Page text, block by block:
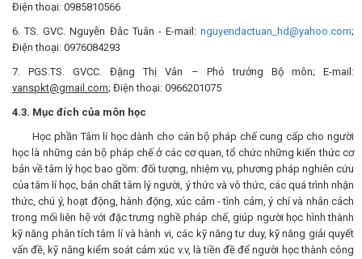
Điện thoại: 0985810566
6. TS. GVC. Nguyễn Đắc Tuân - E-mail: nguyendactuan_hd@yahoo.com;
Điện thoại: 0976084293
7. PGS.TS. GVCC. Đặng Thị Vân – Phó trưởng Bộ môn; E-mail:
vanspkt@gmail.com; Điện thoại: 0966201075
4.3. Mục đích của môn học
Học phần Tâm lí học dành cho cán bộ pháp chế cung cấp cho người
học là những cán bộ pháp chế ở các cơ quan, tổ chức những kiến thức cơ
bản về tâm lý học bao gồm: đối tượng, nhiệm vụ, phương pháp nghiên cứu
của tâm lí học, bản chất tâm lý người, ý thức và vô thức, các quá trình nhận
thức, chú ý, hoạt động, hành động, xúc cảm - tình cảm, ý chí và nhân cách
trong mối liên hệ với đặc trưng nghề pháp chế, giúp người học hình thành
kỹ năng phân tích tâm lí và hành vi, các kỹ năng tư duy, kỹ năng giải quyết
vấn đề, kỹ năng kiểm soát cảm xúc v.v, là tiền đề để người học thành công